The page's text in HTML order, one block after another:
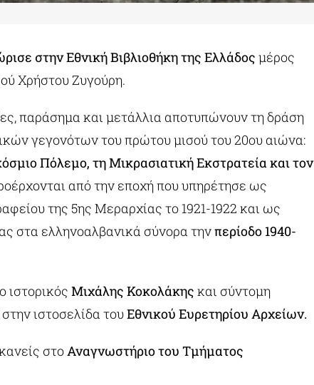
στην Εθνική Βιβλιοθήκη της Ελλάδος μέρος
Χρήστου Ζυγούρη.
παράσημα και μετάλλια αποτυπώνουν τη δράση
γεγονότων του πρώτου μισού του 20ου αιώνα:
Πόλεμο, τη Μικρασιατική Εκστρατεία και τον
από την εποχή που υπηρέτησε ως
της 5ης Μεραρχίας το 1921-1922 και ως
στα ελληνοαλβανικά σύνορα τηνπερίοδο 1940-
ιστορικός Μιχάλης Κοκολάκης και σύντομη
ιστοσελίδα τουΕθνικού Ευρετηρίου Αρχείων.
στοΑναγνωστήριο του Τμήματος